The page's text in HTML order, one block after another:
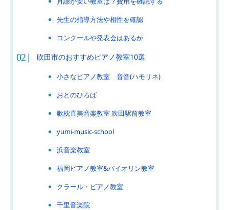
先生の指導方法や相性を確認
コンクールや発表会はあるか
吹田市のおすすめピアノ教室10選
小さなピアノ教室 音音(ハモリネ)
おとのひろば
歌枕直美音楽教室 吹田駅前教室
yumi-music-school
浜音楽教室
福岡ピアノ教室&バイオリン教室
クラール・ピアノ教室
千里音楽院